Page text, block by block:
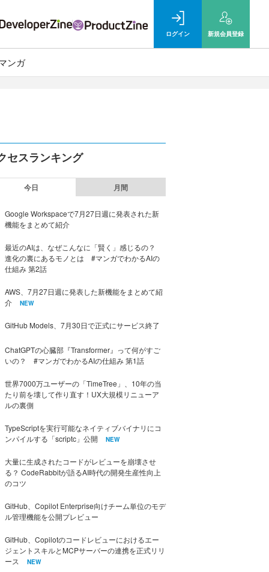
ログイン 新規会員登録
ンガ
セスランキング
今日 月間
Google Workspaceで7月27日週に発表された新
機能をまとめて紹介
最近のAIは、なぜこんなに「賢く」感じるの？
進化の裏にあるモノとは #マンガでわかるAIの
仕組み 第2話
AWS、7月27日週に発表した新機能をまとめて紹
介
NEW
GitHub Models、7月30日で正式にサービス終了
ChatGPTの心臓部『Transformer』って何がすご
いの？ #マンガでわかるAIの仕組み 第1話
世界7000万ユーザーの「TimeTree」、10年の当
たり前を壊して作り直す！UX大規模リニューア
ルの裏側
TypeScriptを実行可能なネイティブバイナリにコ
ンパイルする「scriptc」公開
NEW
大量に生成されたコードがレビューを崩壊させ
る？ CodeRabbitが語るAI時代の開発生産性向上
のコツ
GitHub、Copilot Enterprise向けチーム単位のモデ
ル管理機能を公開プレビュー
GitHub、Copilotのコードレビューにおけるエー
ジェントスキルとMCPサーバーの連携を正式リリ
ース
NEW